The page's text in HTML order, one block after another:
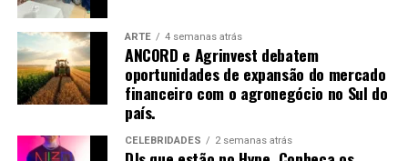
dos direitos autorais da obra para o Instituto Rede
Mulher Empreendedora, organização voltada para o
fortalecimento do empreendedorismo feminino no
Brasil. A iniciativa atua há mais de uma década
oferecendo capacitação, mentorias, acesso a crédito e
redes de apoio para milhares de mulheres que desejam
empreender com autonomia e sustentabilidade.
ARTE 4 semanas atrás
ANCORD e Agrinvest debatem
oportunidades de expansão do mercado
financeiro com o agronegócio no Sul do
país.
CELEBRIDADES 2 semanas atrás